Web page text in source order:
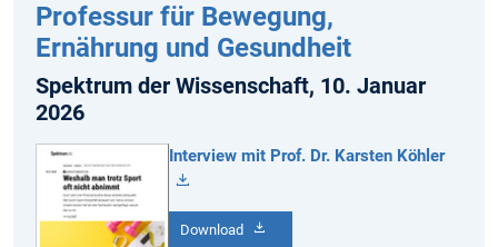
Professur für Bewegung,
Ernährung und Gesundheit
Spektrum der Wissenschaft, 10. Januar
2026
Interview mit Prof. Dr. Karsten Köhler
Download